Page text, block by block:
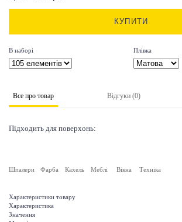
КУПИТИ
В наборі Плівка
Все про товар Відгуки (0)
Підходить для поверхонь:
Шпалери Фарба Кахель Меблі Вікна Техніка
Характеристики товару
Характеристика
Значення